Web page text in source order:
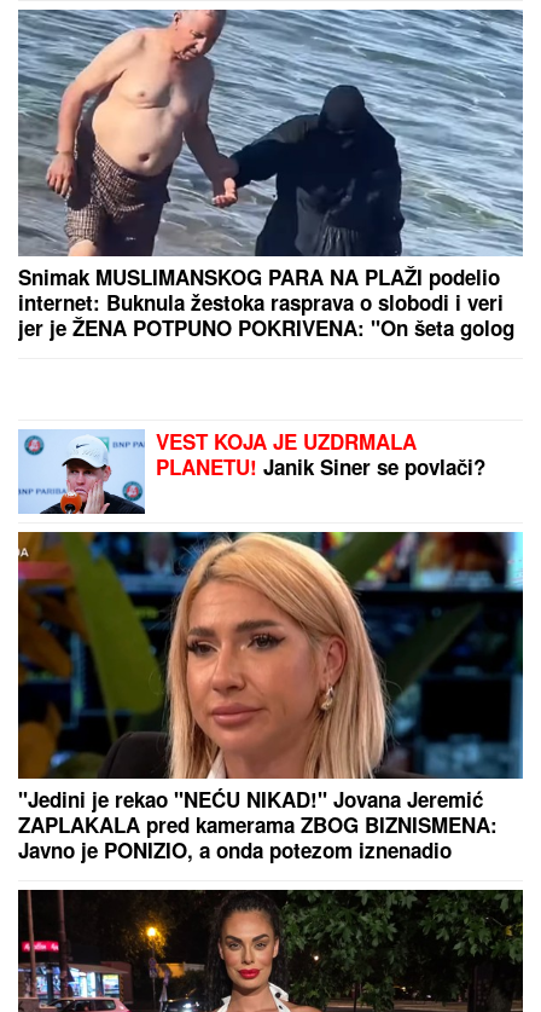
Snimak MUSLIMANSKOG PARA NA PLAŽI podelio
internet: Buknula žestoka rasprava o slobodi i veri
jer je ŽENA POTPUNO POKRIVENA: "On šeta golog
VEST KOJA JE UZDRMALA
PLANETU! Janik Siner se povlači?
"Jedini je rekao "NEĆU NIKAD!" Jovana Jeremić
ZAPLAKALA pred kamerama ZBOG BIZNISMENA:
Javno je PONIZIO, a onda potezom iznenadio